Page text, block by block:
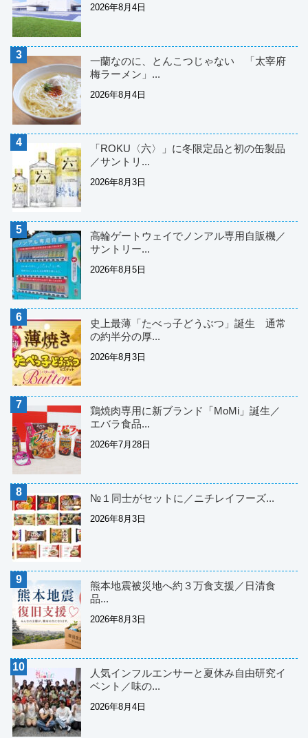
2026年8月4日
一蘭なのに、とんこつじゃない 「太宰府
梅ラーメン」...
2026年8月4日
「ROKU〈六〉」に冬限定品と初の缶製品
／サントリ...
2026年8月3日
高輪ゲートウェイでノンアル専用自販機／
サントリー...
2026年8月5日
史上最薄「たべっ子どうぶつ」誕生 通常
の約半分の厚...
2026年8月3日
鶏焼肉専用に新ブランド「MoMi」誕生／
エバラ食品...
2026年7月28日
№１同士がセットに／ニチレイフーズ...
2026年8月3日
熊本地震被災地へ約３万食支援／日清食
品...
2026年8月3日
人気インフルエンサーと夏休み自由研究イ
ベント／味の...
2026年8月4日